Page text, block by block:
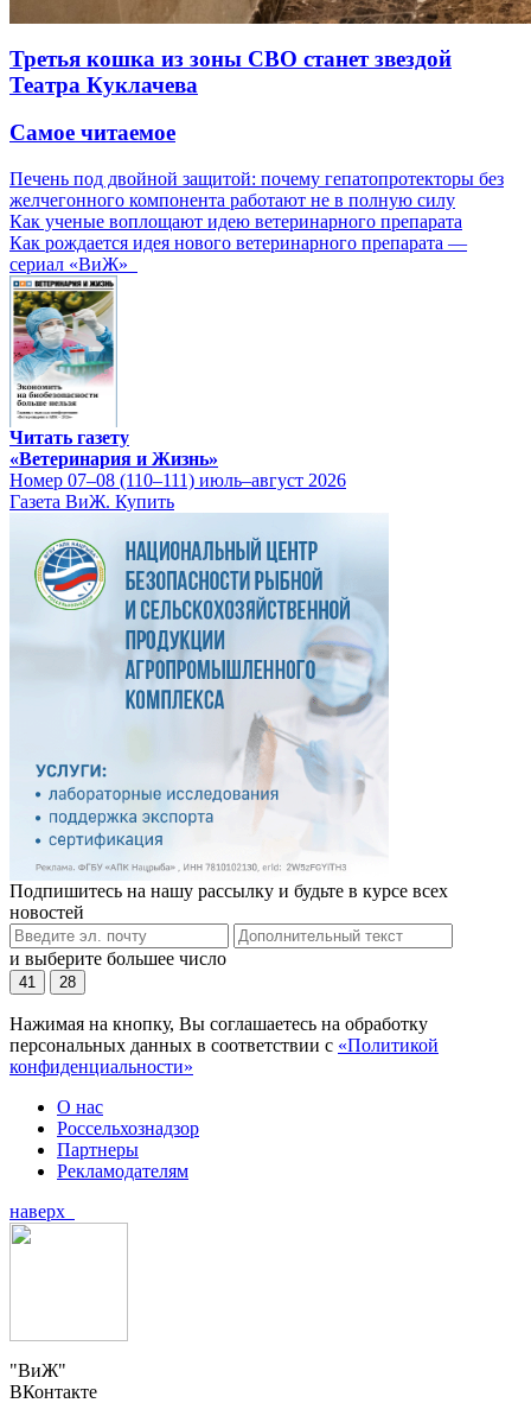
Третья кошка из зоны СВО станет звездой
Театра Куклачева
Самое читаемое
Печень под двойной защитой: почему гепатопротекторы без
желчегонного компонента работают не в полную силу
Как ученые воплощают идею ветеринарного препарата
Как рождается идея нового ветеринарного препарата —
сериал «ВиЖ»
Читать газету
«Ветеринария и Жизнь»
Номер 07–08 (110–111) июль–август 2026
Газета ВиЖ. Купить
Подпишитесь на нашу рассылку и будьте в курсе всех
новостей
и выберите большее число
41 28
Нажимая на кнопку, Вы соглашаетесь на обработку
персональных данных в соответствии с «Политикой
конфиденциальности»
О нас
Россельхознадзор
Партнеры
Рекламодателям
наверх
"ВиЖ"
ВКонтакте